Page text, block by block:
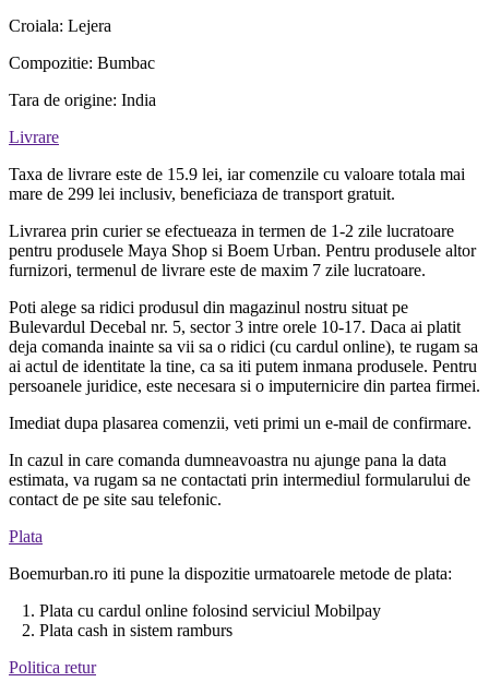
Croiala: Lejera
Compozitie: Bumbac
Tara de origine: India
Livrare
Taxa de livrare este de 15.9 lei, iar comenzile cu valoare totala mai
mare de 299 lei inclusiv, beneficiaza de transport gratuit.
Livrarea prin curier se efectueaza in termen de 1-2 zile lucratoare
pentru produsele Maya Shop si Boem Urban. Pentru produsele altor
furnizori, termenul de livrare este de maxim 7 zile lucratoare.
Poti alege sa ridici produsul din magazinul nostru situat pe
Bulevardul Decebal nr. 5, sector 3 intre orele 10-17. Daca ai platit
deja comanda inainte sa vii sa o ridici (cu cardul online), te rugam sa
ai actul de identitate la tine, ca sa iti putem inmana produsele. Pentru
persoanele juridice, este necesara si o imputernicire din partea firmei.
Imediat dupa plasarea comenzii, veti primi un e-mail de confirmare.
In cazul in care comanda dumneavoastra nu ajunge pana la data
estimata, va rugam sa ne contactati prin intermediul formularului de
contact de pe site sau telefonic.
Plata
Boemurban.ro iti pune la dispozitie urmatoarele metode de plata:
1. Plata cu cardul online folosind serviciul Mobilpay
2. Plata cash in sistem ramburs
Politica retur